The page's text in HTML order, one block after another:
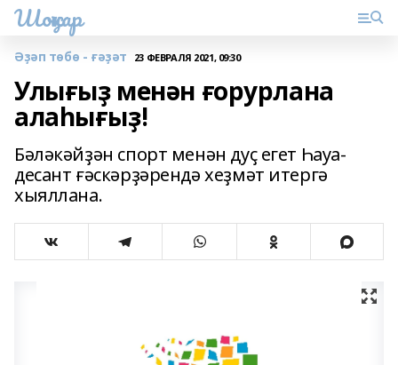
Шоңҡар
Әҙәп төбө - ғәҙәт 23 ФЕВРАЛЯ 2021, 09:30
Улығыҙ менән ғорурлана
алаһығыҙ!
Бәләкәйҙән спорт менән дуҫ егет Һауа-
десант ғәскәрҙәрендә хеҙмәт итергә
хыяллана.